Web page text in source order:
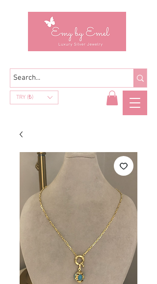
TRY (₺)